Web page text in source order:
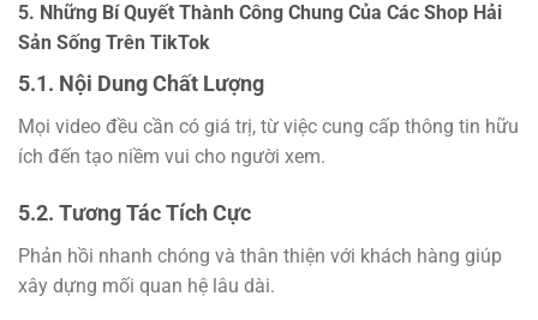
5. Những Bí Quyết Thành Công Chung Của Các Shop Hải
Sản Sống Trên TikTok
5.1. Nội Dung Chất Lượng
Mọi video đều cần có giá trị, từ việc cung cấp thông tin hữu
ích đến tạo niềm vui cho người xem.
5.2. Tương Tác Tích Cực
Phản hồi nhanh chóng và thân thiện với khách hàng giúp
xây dựng mối quan hệ lâu dài.